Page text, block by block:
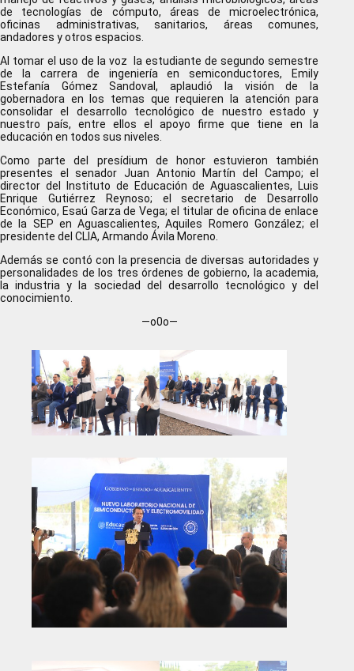
de tecnologías de cómputo, áreas de microelectrónica,
oficinas administrativas, sanitarios, áreas comunes,
andadores y otros espacios.
Al tomar el uso de la voz la estudiante de segundo semestre
de la carrera de ingeniería en semiconductores, Emily
Estefanía Gómez Sandoval, aplaudió la visión de la
gobernadora en los temas que requieren la atención para
consolidar el desarrollo tecnológico de nuestro estado y
nuestro país, entre ellos el apoyo firme que tiene en la
educación en todos sus niveles.
Como parte del presídium de honor estuvieron también
presentes el senador Juan Antonio Martín del Campo; el
director del Instituto de Educación de Aguascalientes, Luis
Enrique Gutiérrez Reynoso; el secretario de Desarrollo
Económico, Esaú Garza de Vega; el titular de oficina de enlace
de la SEP en Aguascalientes, Aquiles Romero González; el
presidente del CLIA, Armando Ávila Moreno.
Además se contó con la presencia de diversas autoridades y
personalidades de los tres órdenes de gobierno, la academia,
la industria y la sociedad del desarrollo tecnológico y del
conocimiento.
—o0o—